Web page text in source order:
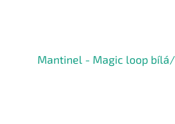
Mantinel - Magic loop